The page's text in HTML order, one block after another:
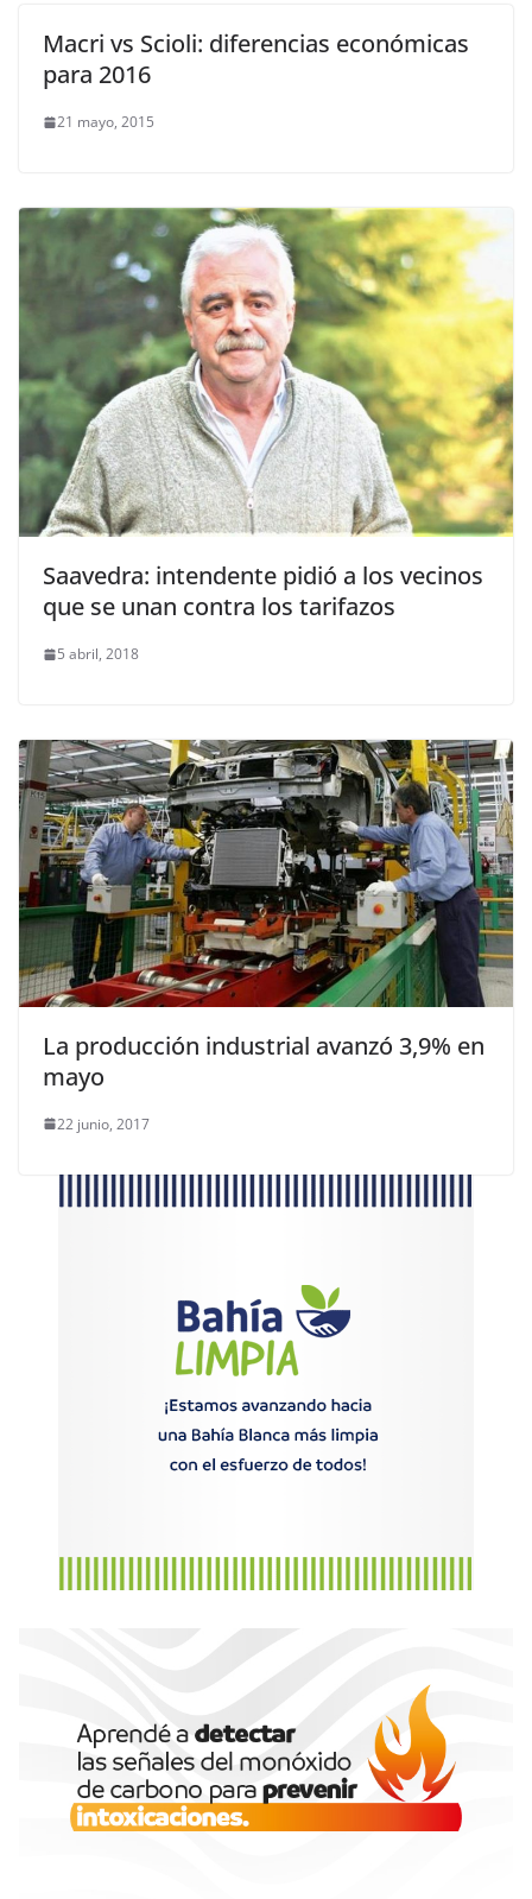
Macri vs Scioli: diferencias económicas
para 2016
21 mayo, 2015
Saavedra: intendente pidió a los vecinos
que se unan contra los tarifazos
5 abril, 2018
La producción industrial avanzó 3,9% en
mayo
22 junio, 2017